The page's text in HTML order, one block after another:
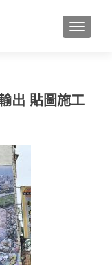
出 貼圖施工